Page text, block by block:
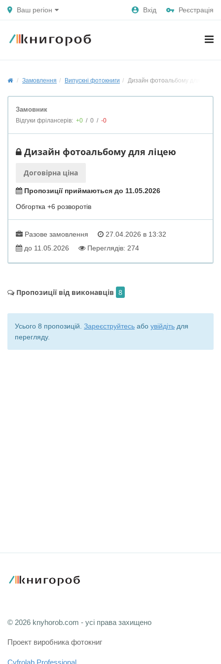
Ваш регіон Вхід Реєстрація
Замовлення Випускні фотокниги Дизайн фотоальбому для ліцею
Замовник
Відгуки фрілансерів: +0 / 0 / -0
Дизайн фотоальбому для ліцею
Договірна ціна
Пропозиції приймаються до 11.05.2026
Обгортка +6 розворотів
Разове замовлення
27.04.2026 в 13:32
до 11.05.2026
Переглядів: 274
Пропозиції від виконавців 8
Усього 8 пропозицій. Зареєструйтесь або увійдіть для
перегляду.
© 2026 knyhorob.com - усі права захищено
Проект виробника фотокниг
Cyfrolab Professional